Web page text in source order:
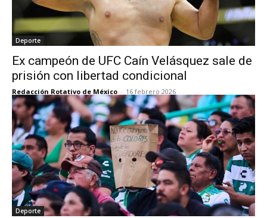
Deporte
Ex campeón de UFC Caín Velásquez sale de
prisión con libertad condicional
Redacción Rotativo de México - 16 febrero 2026
Deporte